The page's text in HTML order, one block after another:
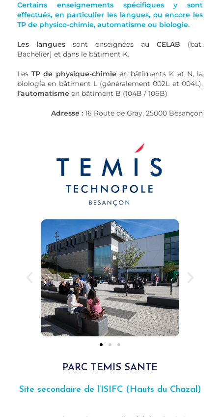
Certains enseignements spécifiques y sont
effectués, en particulier les langues, ou encore les
TP de physico-chimie, automatisme ou biologie.
Les langues sont enseignées au CELAB (bat.
Bachelier) et dans le bâtiment K.
LesTP de physique-chimie en bâtiments K et N, la
biologie en bâtiment L (généralement 002L et 004L),
l’automatisme en bâtiment B (104B / 106B)
Adresse : 16 Route de Gray, 25000 Besançon
PARC TEMIS SANTE
Site secondaire de l’ISIFC (Hauts du Chazal)